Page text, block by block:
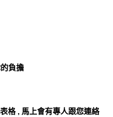
負擔
格 , 馬上會有專人跟您連絡